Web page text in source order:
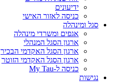
ידיעונים
כניסה לאזור האישי
סגל ומינהלה
אגפים ומשרדי מינהלה
ארגון הסגל המנהלי
ארגון הסגל האקדמי הבכיר
ארגון הסגל האקדמי הזוטר
כניסה ל-My Tau
נגישות